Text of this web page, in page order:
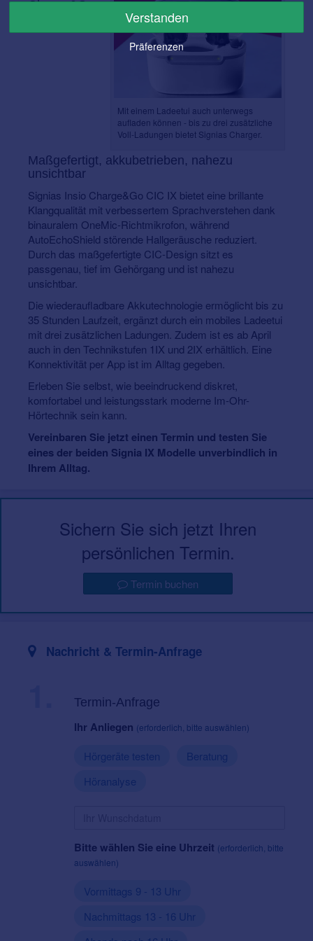
Mit einem Ladeetui auch unterwegs
aufladen können - bis zu drei zusätzliche
Voll-Ladungen bietet Signias Charger.
Charge&Go
Maßgefertigt, akkubetrieben, nahezu
unsichtbar
Signias Insio Charge&Go CIC IX bietet eine brillante
Klangqualität mit verbessertem Sprachverstehen dank
binauralem OneMic-Richtmikrofon, während
AutoEchoShield störende Hallgeräusche reduziert.
Durch das maßgefertigte CIC-Design sitzt es
passgenau, tief im Gehörgang und ist nahezu
unsichtbar.
Die wiederaufladbare Akkutechnologie ermöglicht bis zu
35 Stunden Laufzeit, ergänzt durch ein mobiles Ladeetui
mit drei zusätzlichen Ladungen. Zudem ist es ab April
auch in den Technikstufen 1IX und 2IX erhältlich. Eine
Konnektivität per App ist im Alltag gegeben.
Erleben Sie selbst, wie beeindruckend diskret,
komfortabel und leistungsstark moderne Im-Ohr-
Hörtechnik sein kann.
Vereinbaren Sie jetzt einen Termin und testen Sie
eines der beiden Signia IX Modelle unverbindlich in
Ihrem Alltag.
Sichern Sie sich jetzt Ihren
persönlichen Termin.
Termin buchen
Nachricht & Termin-Anfrage
Termin-Anfrage
Ihr Anliegen (erforderlich, bitte auswählen)
Hörgeräte testen
Beratung
Höranalyse
Bitte wählen Sie eine Uhrzeit (erforderlich, bitte
auswählen)
Vormittags 9 - 13 Uhr
Nachmittags 13 - 16 Uhr
Verstanden
Präferenzen